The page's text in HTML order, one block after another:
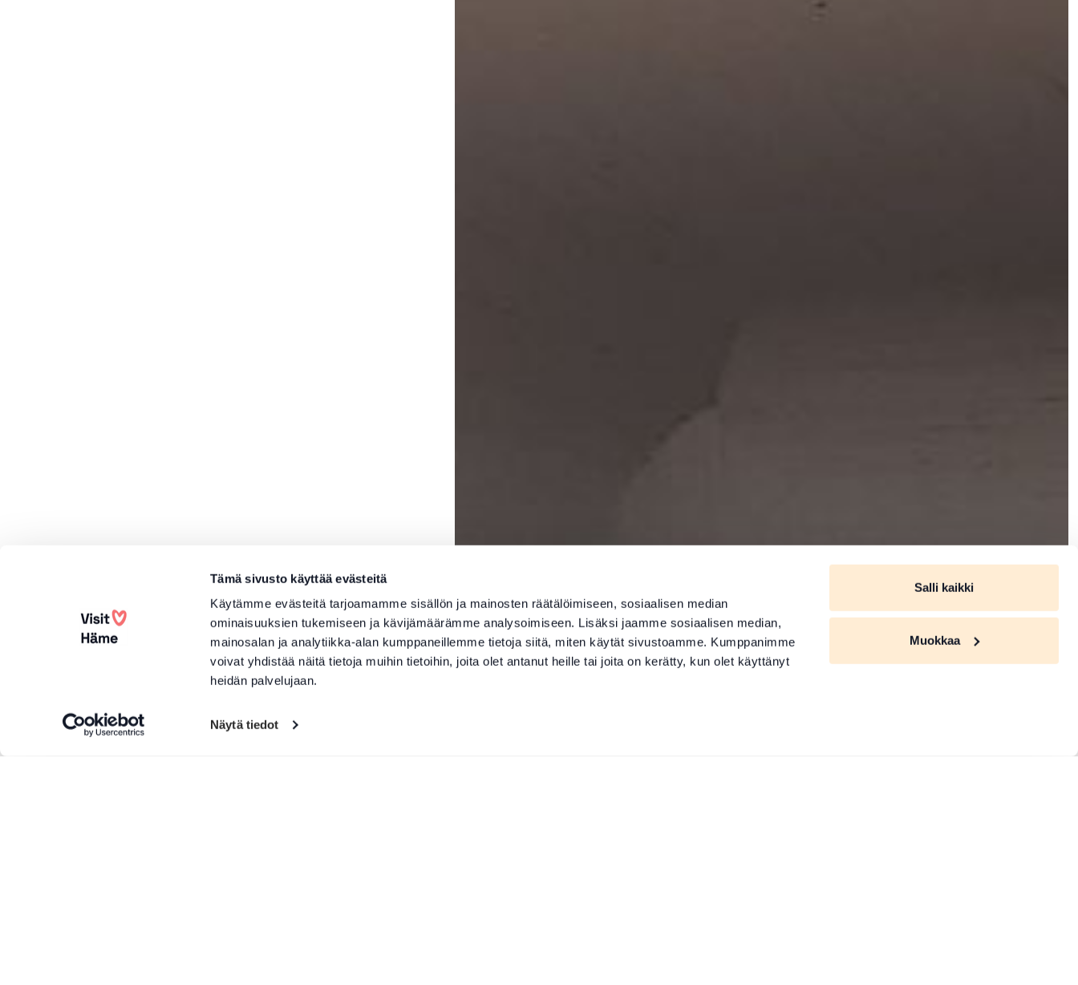
Tämä sivusto käyttää evästeitä
Käytämme evästeitä tarjoamamme sisällön ja mainosten räätälöimiseen, sosiaalisen median
ominaisuuksien tukemiseen ja kävijämäärämme analysoimiseen. Lisäksi jaamme sosiaalisen median,
mainosalan ja analytiikka-alan kumppaneillemme tietoja siitä, miten käytät sivustoamme. Kumppanimme
voivat yhdistää näitä tietoja muihin tietoihin, joita olet antanut heille tai joita on kerätty, kun olet käyttänyt
heidän palvelujaan.
Näytä tiedot
Salli kaikki
Muokkaa